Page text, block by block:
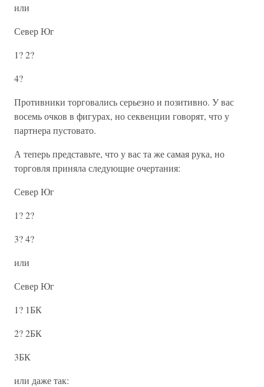
или
Север Юг
1? 2?
4?
Противники торговались серьезно и позитивно. У вас
восемь очков в фигурах, но секвенции говорят, что у
партнера пустовато.
А теперь представьте, что у вас та же самая рука, но
торговля приняла следующие очертания:
Север Юг
1? 2?
3? 4?
или
Север Юг
1? 1БК
2? 2БК
3БК
или даже так: